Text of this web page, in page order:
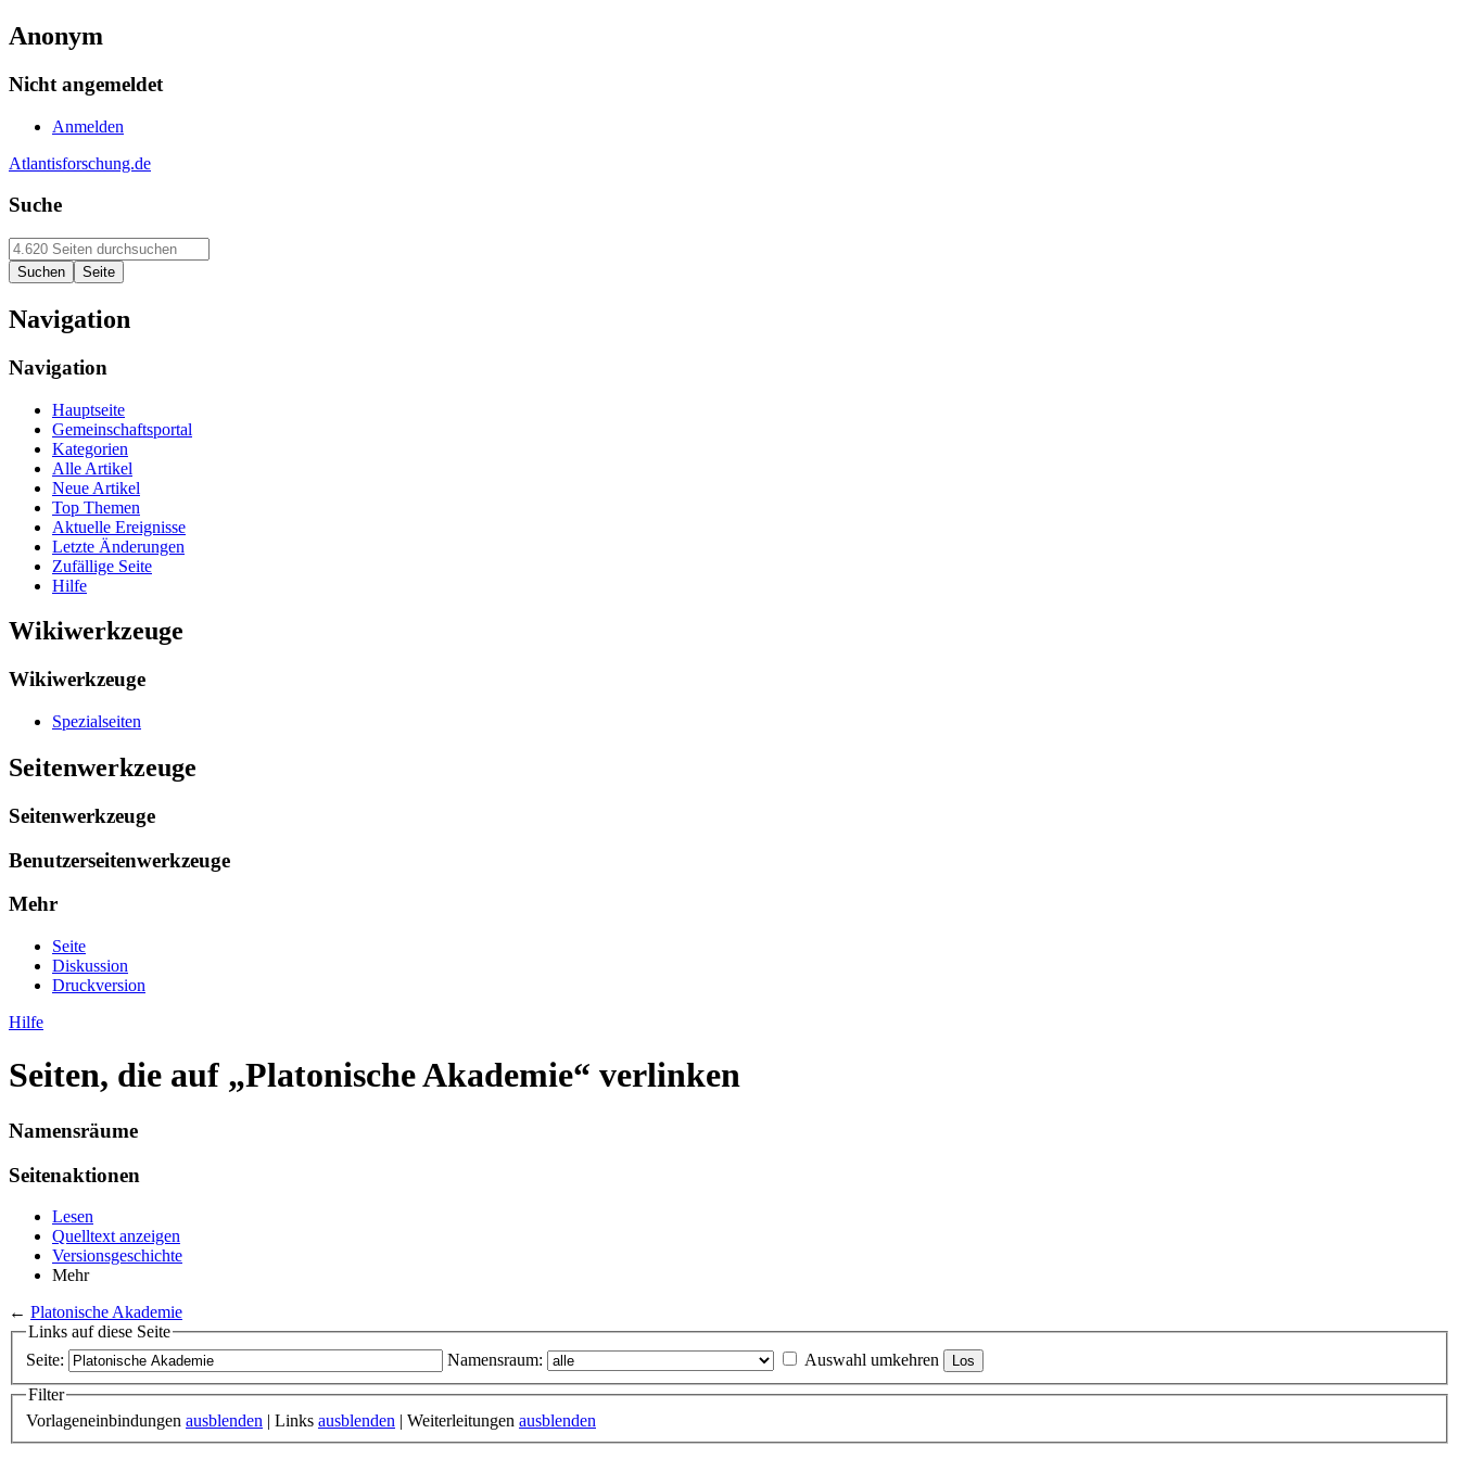
Anonym
Nicht angemeldet
Anmelden
Atlantisforschung.de
Suche
Navigation
Navigation
Hauptseite
Gemeinschaftsportal
Kategorien
Alle Artikel
Neue Artikel
Top Themen
Aktuelle Ereignisse
Letzte Änderungen
Zufällige Seite
Hilfe
Wikiwerkzeuge
Wikiwerkzeuge
Spezialseiten
Seitenwerkzeuge
Seitenwerkzeuge
Benutzerseitenwerkzeuge
Mehr
Seite
Diskussion
Druckversion
Hilfe
Seiten, die auf „Platonische Akademie“ verlinken
Namensräume
Seitenaktionen
Lesen
Quelltext anzeigen
Versionsgeschichte
Mehr
← Platonische Akademie
Links auf diese Seite
Seite:
Namensraum:
Auswahl umkehren
Filter
Vorlageneinbindungen ausblenden | Links ausblenden | Weiterleitungen ausblenden